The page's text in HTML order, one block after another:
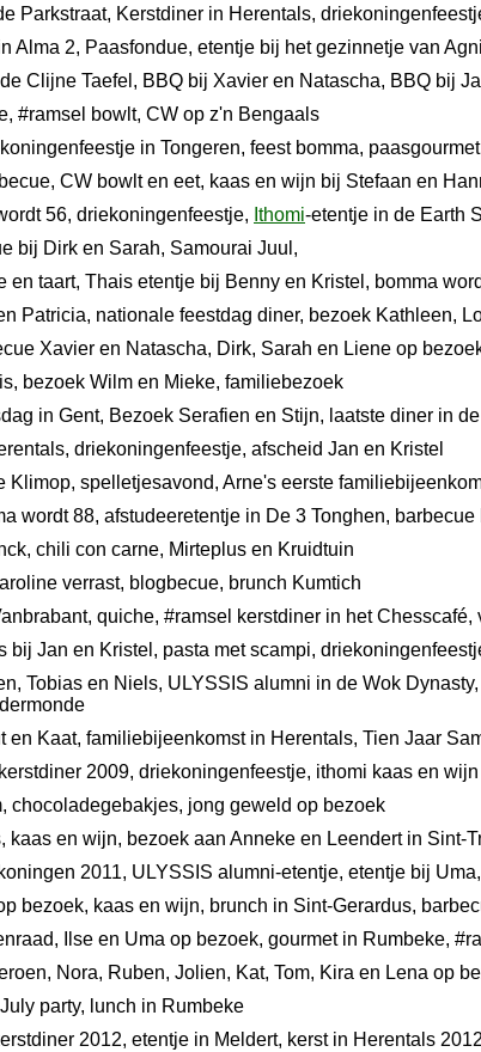
Parkstraat, Kerstdiner in Herentals,
Alma 2, Paasfondue, etentje bij het gezinnetje van
Clijne Taefel, BBQ bij Xavier en Natascha, BBQ bij
#ramsel bowlt, CW op z'n Bengaals
in Tongeren, feest bomma,
CW bowlt en eet, kaas en wijn bij Stefaan en
56, driekoningenfeestje, Ithomi-etentje in de Earth
bij Dirk en Sarah, Samourai Juul,
en taart, Thais etentje bij Benny en Kristel, bomma
Patricia, nationale feestdag diner, bezoek Kathleen,
Xavier en Natascha, Dirk, Sarah en Liene op
bezoek Wilm en Mieke, familiebezoek
in Gent, Bezoek Serafien en Stijn, laatste diner in
driekoningenfeestje, afscheid Jan en Kristel
Klimop, spelletjesavond, Arne's eerste
wordt 88, afstudeeretentje in De 3 Tonghen,
chili con carne, Mirteplus en Kruidtuin
verrast, blogbecue, brunch Kumtich
quiche, #ramsel kerstdiner in het
bij Jan en Kristel, pasta met scampi,
Tobias en Niels, ULYSSIS alumni in de Wok
en Kaat, familiebijeenkomst in Herentals, Tien Jaar
2009, driekoningenfeestje, ithomi kaas en wijn
chocoladegebakjes, jong geweld op bezoek
kaas en wijn, bezoek aan Anneke en Leendert in Sint-
2011, ULYSSIS alumni-etentje, etentje bij
bezoek, kaas en wijn, brunch in Sint-Gerardus,
Ilse en Uma op bezoek, gourmet in Rumbeke,
Nora, Ruben, Jolien, Kat, Tom, Kira en Lena op
party, lunch in Rumbeke
2012, etentje in Meldert, kerst in Herentals 2012